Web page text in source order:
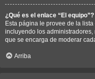
¿Qué es el enlace “El equipo”?
Esta página le provee de la
incluyendo los
que se encarga de moderar
Arriba